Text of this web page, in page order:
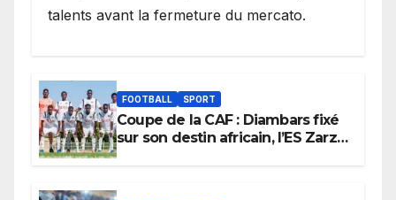
talents avant la fermeture du mercato.
FOOTBALL SPORT
Coupe de la CAF : Diambars fixé
sur son destin africain, l’ES Zarzis